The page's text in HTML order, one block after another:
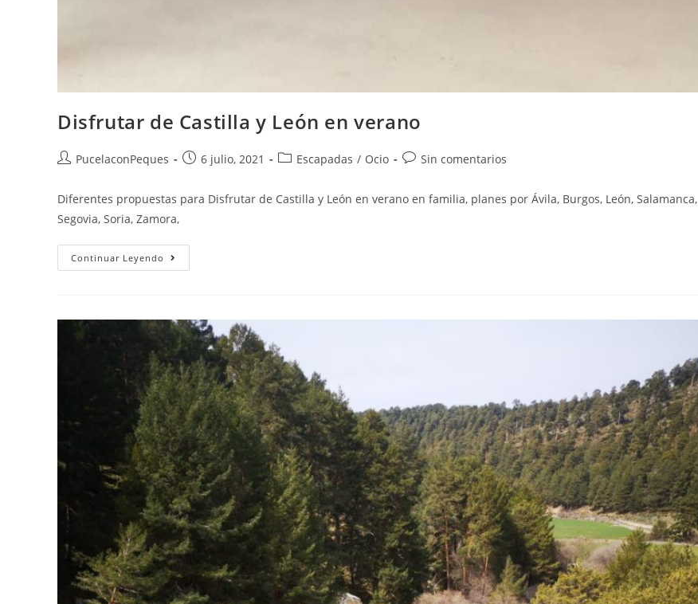
Disfrutar de Castilla y León en verano
PucelaconPeques 6 julio, 2021 Escapadas / Ocio Sin comentarios
Diferentes propuestas para Disfrutar de Castilla y León en verano en familia, planes por Ávila, Burgos, León, Salamanca,
Segovia, Soria, Zamora,
Continuar Leyendo